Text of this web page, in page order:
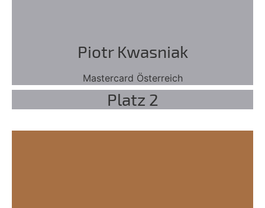
Piotr Kwasniak
Mastercard Österreich
Platz 2